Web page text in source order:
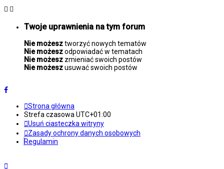
Twoje uprawnienia na tym forum
Nie możesztworzyć nowych tematów
Nie możeszodpowiadać w tematach
Nie możesz zmieniać swoich postów
Nie możeszusuwać swoich postów
Strona główna
Strefa czasowa UTC+01:00
Usuń ciasteczka witryny
Zasady ochrony danych osobowych
Regulamin